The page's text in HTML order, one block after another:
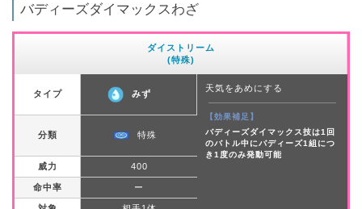
バディーズダイマックスわざ
ダイストリーム
(特殊)
タイプ みず
天気をあめにする
【効果補足】
バディーズダイマックス技は1回
のバトル中にバディーズ1組につ
き1度のみ発動可能
分類 特殊
威力 400
命中率 ー